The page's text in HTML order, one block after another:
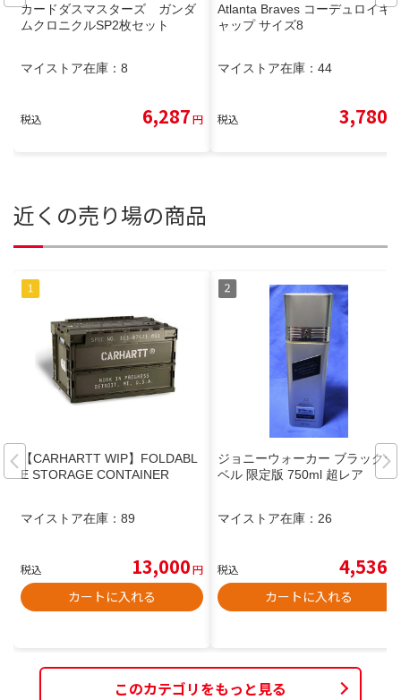
カードダスマスターズ ガンダ
ムクロニクルSP2枚セット
マイストア在庫： 8
税込 6,287円
Atlanta Braves コーデュロイキ
ャップ サイズ8
マイストア在庫： 44
税込 3,780
近くの売り場の商品
【CARHARTT WIP】FOLDABL
E STORAGE CONTAINER
マイストア在庫： 89
税込 13,000円
カートに入れる
ジョニーウォーカー ブラックラ
ベル 限定版 750ml 超レア
マイストア在庫： 26
税込 4,536
カートに入れる
このカテゴリをもっと見る